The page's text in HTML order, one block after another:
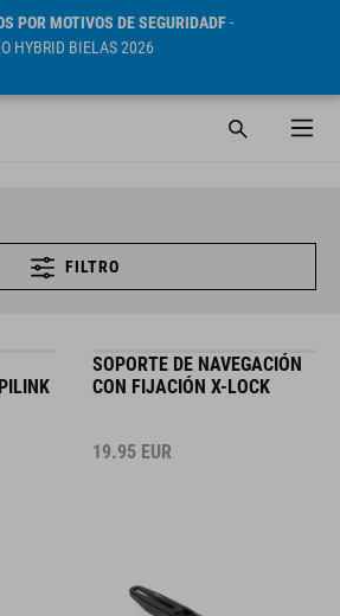
POR MOTIVOS DE SEGURIDADF-
HYBRID BIELAS 2026
FILTRO
SOPORTE DE NAVEGACIÓN
CON FIJACIÓN X-LOCK
19.95 EUR